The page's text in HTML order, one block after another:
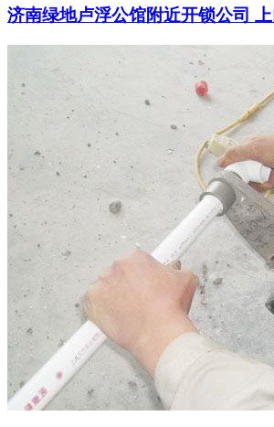
济南绿地卢浮公馆附近开锁公司